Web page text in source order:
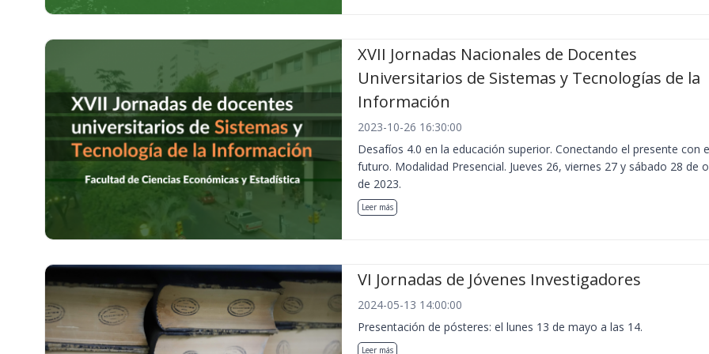
XVII Jornadas Nacionales de Docentes
Universitarios de Sistemas y Tecnologías de la
Información
2023-10-26 16:30:00
Desafíos 4.0 en la educación superior. Conectando el presente con
futuro. Modalidad Presencial. Jueves 26, viernes 27 y sábado 28 de
de 2023.
Leer más
VI Jornadas de Jóvenes Investigadores
2024-05-13 14:00:00
Presentación de pósteres: el lunes 13 de mayo a las 14.
Leer más